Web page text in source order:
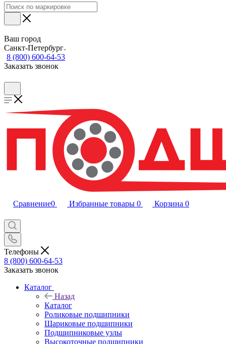
Ваш город
Санкт-Петербург
8 (800) 600-64-53
Заказать звонок
Сравнение0 Избранные товары 0 Корзина 0
Телефоны
8 (800) 600-64-53
Заказать звонок
Каталог
Назад
Каталог
Роликовые подшипники
Шариковые подшипники
Подшипниковые узлы
Высокоточные подшипники